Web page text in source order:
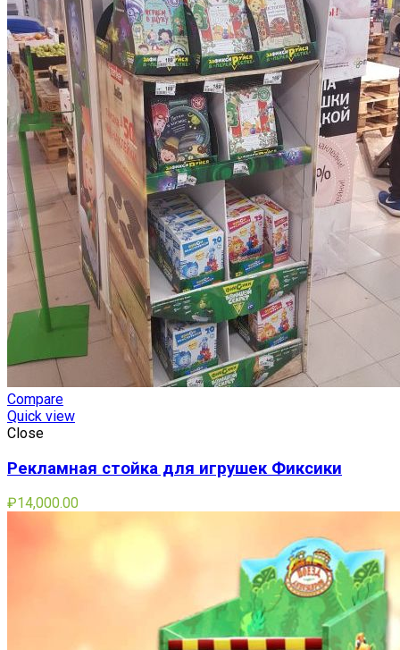
Compare
Quick view
Close
Рекламная стойка для игрушек Фиксики
₽14,000.00